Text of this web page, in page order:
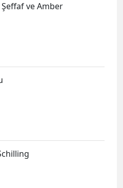
Şeffaf ve Amber